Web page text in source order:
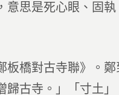
思是死心眼、固
橋對古寺聯》。
歸古寺。」「寸土